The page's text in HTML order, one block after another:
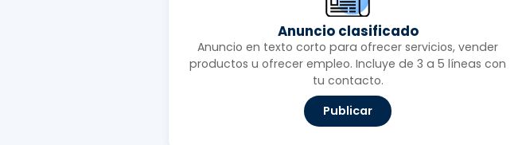
Anuncio clasificado
Anuncio en texto corto para ofrecer servicios, vender
productos u ofrecer empleo. Incluye de 3 a 5 líneas con
tu contacto.
Publicar